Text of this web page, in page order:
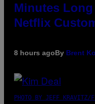
Minutes
Netflix
8 hours agoBy Brent
PHOTO BY JEFF KRAVITZ/